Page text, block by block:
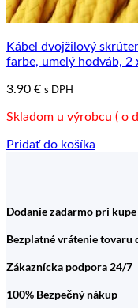
Kábel dvojžilový
farbe, umelý hodváb, 2
3.90 € s DPH
Skladom u výrobcu ( o
Pridať do košíka
Dodanie zadarmo pri
Bezplatné vrátenie tovaru
Zákaznícka podpora 24/7
100% Bezpečný nákup